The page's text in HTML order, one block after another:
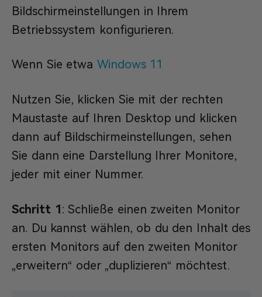
Bildschirmeinstellungen in Ihrem
Betriebssystem konfigurieren.
Wenn Sie etwa Windows 11
Nutzen Sie, klicken Sie mit der rechten
Maustaste auf Ihren Desktop und klicken
dann auf Bildschirmeinstellungen, sehen
Sie dann eine Darstellung Ihrer Monitore,
jeder mit einer Nummer.
Schritt 1: Schließe einen zweiten Monitor
an. Du kannst wählen, ob du den Inhalt des
ersten Monitors auf den zweiten Monitor
„erweitern“ oder „duplizieren“ möchtest.